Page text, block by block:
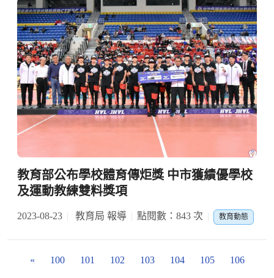
教育部公布學校體育傳炬獎 中市獲績優學校
及運動教練雙料獎項
2023-08-23 教育局 報導 點閱數：843 次 教育動態
« 100 101 102 103 104 105 106